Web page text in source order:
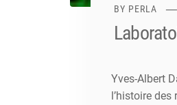
BY PERLA
Yves-Albert
l’histoire